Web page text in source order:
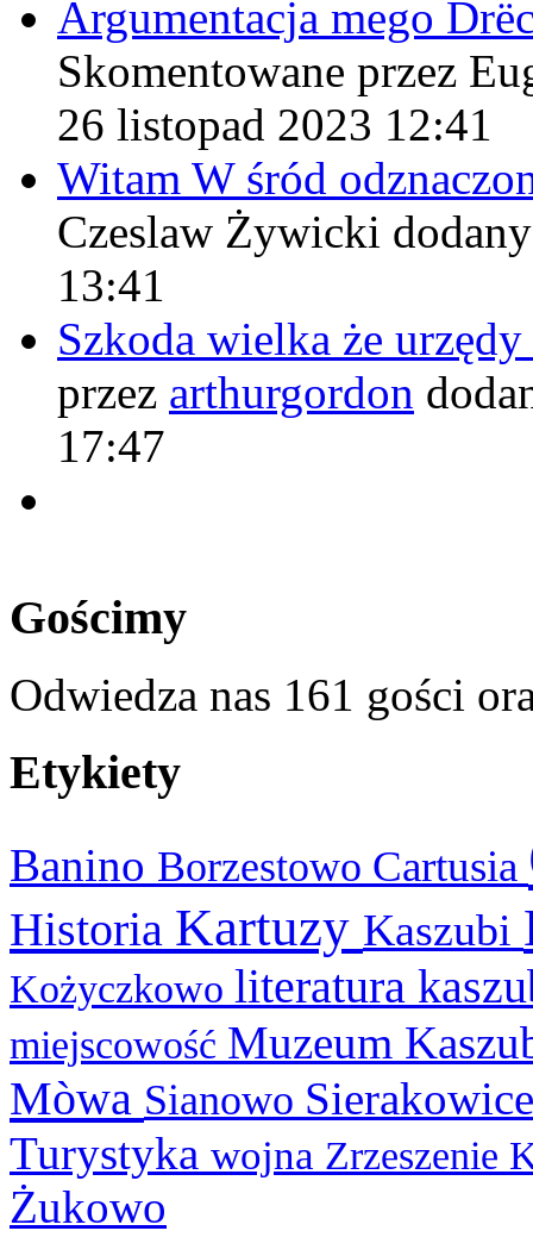
Argumentacja mego
Skomentowane przez
26 listopad 2023 12:41
Witam W śród
Czeslaw Żywicki
13:41
Szkoda wielka że
przez arthurgordon
17:47
Gościmy
Odwiedza nas 161 gości
Etykiety
Banino Borzestowo Cartusia
Historia Kartuzy Kaszubi
Kożyczkowo literatura
miejscowość Muzeum
Mòwa Sianowo
Turystyka wojna Zrzeszenie
Żukowo